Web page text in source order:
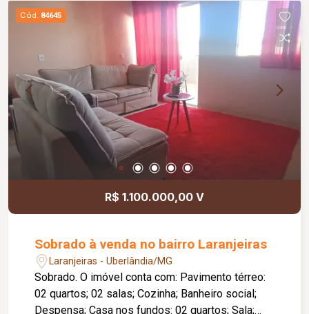
estacionamento para até 04 veículos. No 02º
piso, encontra-se uma sala de apoio e 04 suítes,
todas com armários planejados, sendo 01 suíte
master equipada com hidromassagem,
proporcionando ainda mais conforto e
privacidade. Agende já sua visita e venha
conhecer esta excelente oportunidade de
locação!
Cód. 84645
R$ 1.100.000,00 V
Sobrado à venda no bairro Laranjeiras
Laranjeiras - Uberlândia/MG
Sobrado. O imóvel conta com: Pavimento térreo:
02 quartos; 02 salas; Cozinha; Banheiro social;
Despensa; Casa nos fundos: 02 quartos; Sala;